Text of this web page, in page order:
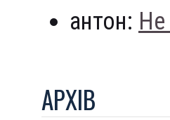
антон: Не
АРХIВ